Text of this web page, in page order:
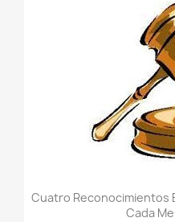
Cuatro Reconocimientos
Cada